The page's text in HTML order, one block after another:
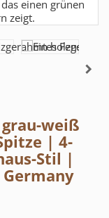
weiß
| 4-
Stil |